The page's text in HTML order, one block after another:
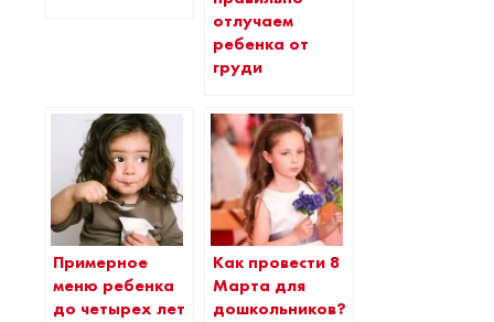
отлучаем
ребенка от
груди
Примерное
меню ребенка
до четырех лет
Как провести 8
Марта для
дошкольников?